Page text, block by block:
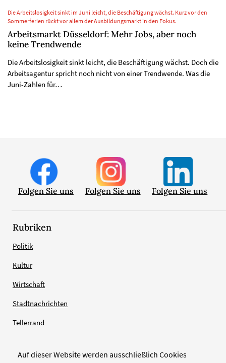
Auf dieser Website werden ausschließlich Cookies
Die Arbeitslosigkeit sinkt im Juni leicht, die Beschäftigung wächst. Kurz vor den
Sommerferien rückt vor allem der Ausbildungsmarkt in den Fokus.
Arbeitsmarkt Düsseldorf: Mehr Jobs, aber noch
keine Trendwende
Die Arbeitslosigkeit sinkt leicht, die Beschäftigung wächst. Doch die
Arbeitsagentur spricht noch nicht von einer Trendwende. Was die
Juni-Zahlen für…
Folgen Sie uns Folgen Sie uns Folgen Sie uns
Rubriken
Politik
Kultur
Wirtschaft
Stadtnachrichten
Tellerrand